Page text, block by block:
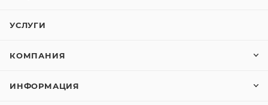
УСЛУГИ
КОМПАНИЯ
ИНФОРМАЦИЯ